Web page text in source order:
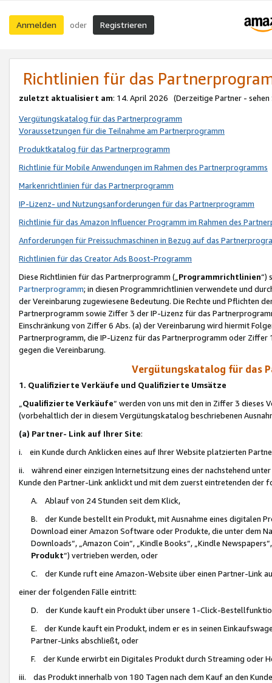
Anmelden oder Registrieren
Richtlinien für das
zuletzt aktualisiert am: 14. April 2026 (Derzeitige Partner - sehen
Vergütungskatalog für das Partnerprogramm
Voraussetzungen für die Teilnahme am Partnerprogramm
Produktkatalog für das Partnerprogramm
Richtlinie für Mobile Anwendungen im Rahmen des Partnerprogramms
Markenrichtlinien für das Partnerprogramm
IP-Lizenz- und Nutzungsanforderungen für das Partnerprogramm
Richtlinie für das Amazon Influencer Programm im Rahmen des
Anforderungen für Preissuchmaschinen in Bezug auf das
Richtlinien für das Creator Ads Boost-Programm
Diese Richtlinien für das Partnerprogramm („Programmrichtlinien“)
Partnerprogramm; in diesen Programmrichtlinien verwendete und
der Vereinbarung zugewiesene Bedeutung. Die Rechte und Pflichten
Partnerprogramm sowie Ziffer 3 der IP-Lizenz für das
Einschränkung von Ziffer 6 Abs. (a) der Vereinbarung wird hiermit
Partnerprogramm, die IP-Lizenz für das Partnerprogramm oder
gegen die Vereinbarung.
Vergütungskatalog für das
1. Qualifizierte Verkäufe und Qualifizierte Umsätze
Qualifizierte Verkäufe“ werden von uns mit den in Ziffer 3
(vorbehaltlich der in diesem Vergütungskatalog beschriebenen
(a) Partner- Link auf Ihrer Site:
i. ein Kunde durch Anklicken eines auf Ihrer Website platzierten
ii. während einer einzigen Internetsitzung eines der nachstehend
Kunde den Partner-Link anklickt und mit dem zuerst eintretenden der
A. Ablauf von 24 Stunden seit dem Klick,
B. der Kunde bestellt ein Produkt, mit Ausnahme eines digitalen
Download einer Amazon Software oder Produkte, die unter dem
Downloads“, „Amazon Coin“, „Kindle Books“, „Kindle
Produkt“) vertrieben werden, oder
C. der Kunde ruft eine Amazon-Website über einen Partner-Link
einer der folgenden Fälle eintritt:
D. der Kunde kauft ein Produkt über unsere 1-Click-
E. der Kunde kauft ein Produkt, indem er es in seinen
Partner-Links abschließt, oder
F. der Kunde erwirbt ein Digitales Produkt durch Streaming oder
iii. das Produkt innerhalb von 180 Tagen nach dem Kauf an den